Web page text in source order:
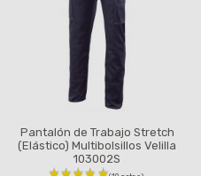
Pantalón de Trabajo Stretch
(Elástico) Multibolsillos Velilla
103002S